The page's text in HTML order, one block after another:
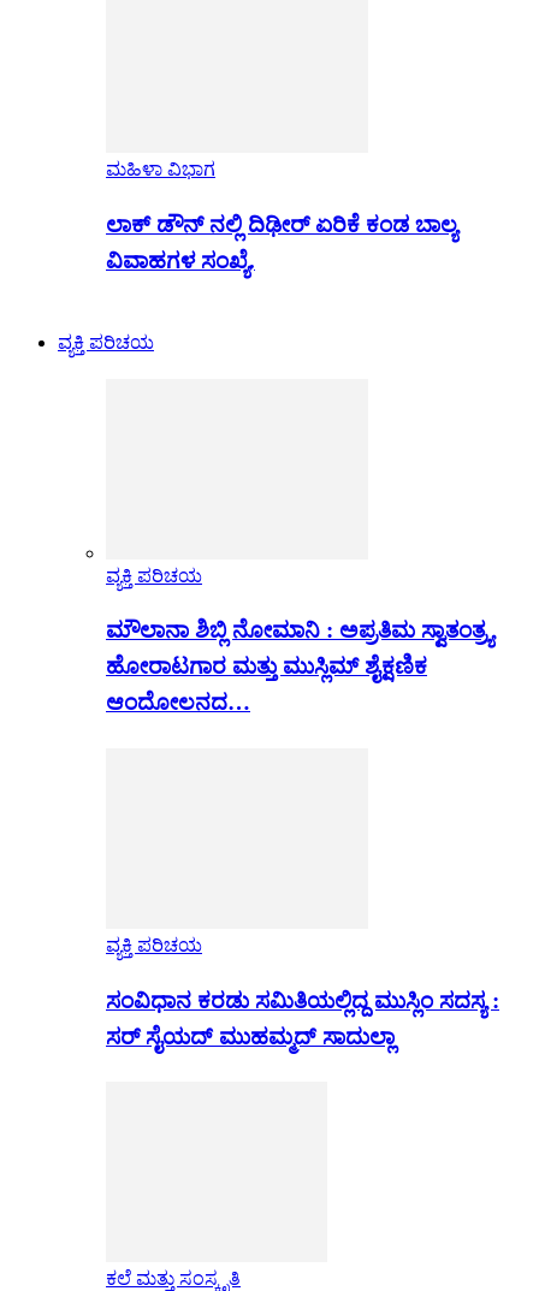
ಮಹಿಳಾ ವಿಭಾಗ
ಲಾಕ್ ಡೌನ್ ನಲ್ಲಿ ದಿಢೀರ್ ಏರಿಕೆ ಕಂಡ ಬಾಲ್ಯ
ವಿವಾಹಗಳ ಸಂಖ್ಯೆ.
ವ್ಯಕ್ತಿ ಪರಿಚಯ
ವ್ಯಕ್ತಿ ಪರಿಚಯ
ಮೌಲಾನಾ ಶಿಬ್ಲಿ ನೋಮಾನಿ : ಅಪ್ರತಿಮ ಸ್ವಾತಂತ್ರ್ಯ
ಹೋರಾಟಗಾರ ಮತ್ತು ಮುಸ್ಲಿಮ್ ಶೈಕ್ಷಣಿಕ
ಆಂದೋಲನದ…
ವ್ಯಕ್ತಿ ಪರಿಚಯ
ಸಂವಿಧಾನ ಕರಡು ಸಮಿತಿಯಲ್ಲಿದ್ದ ಮುಸ್ಲಿಂ ಸದಸ್ಯ :
ಸರ್ ಸೈಯದ್ ಮುಹಮ್ಮದ್ ಸಾದುಲ್ಲಾ
ಕಲೆ ಮತ್ತು ಸಂಸ್ಕೃತಿ